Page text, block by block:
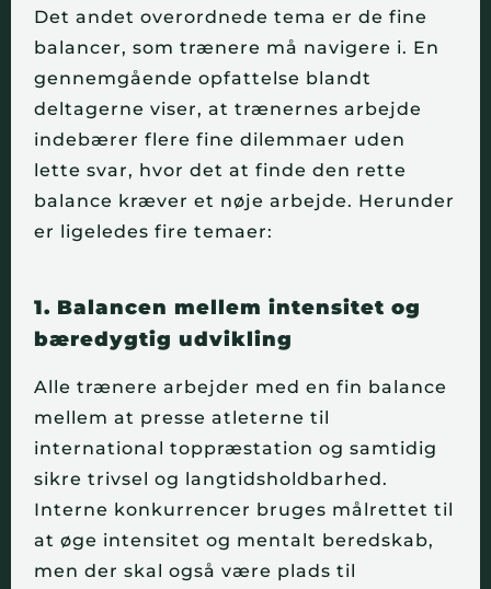
Det andet overordnede tema er de fine
balancer, som trænere må navigere i. En
gennemgående opfattelse blandt
deltagerne viser, at trænernes arbejde
indebærer flere fine dilemmaer uden
lette svar, hvor det at finde den rette
balance kræver et nøje arbejde. Herunder
er ligeledes fire temaer:
1. Balancen mellem intensitet og
bæredygtig udvikling
Alle trænere arbejder med en fin balance
mellem at presse atleterne til
international toppræstation og samtidig
sikre trivsel og langtidsholdbarhed.
Interne konkurrencer bruges målrettet til
at øge intensitet og mentalt beredskab,
men der skal også være plads til